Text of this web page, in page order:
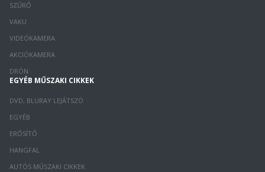
SZŰRŐ
VAKU
VIDEÓKAMERA
AKCIÓKAMERA
DRÓN
EGYÉB MŰSZAKI CIKKEK
DVD, BLURAY LEJÁTSZÓ
EGYÉB
ERŐSÍTŐ
HANGFAL
AUTÓS MŰSZAKI CIKKEK